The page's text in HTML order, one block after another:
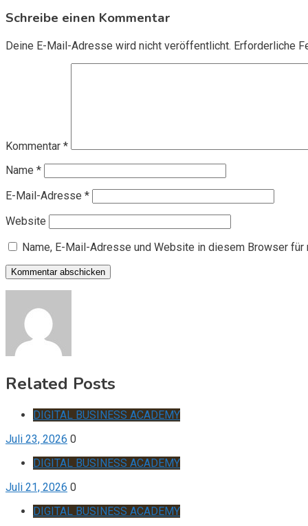
Schreibe einen Kommentar
Deine E-Mail-Adresse wird nicht veröffentlicht. Erforderliche
Kommentar *
Name *
E-Mail-Adresse *
Website
Name, E-Mail-Adresse und Website in diesem Browser
Related Posts
DIGITAL BUSINESS ACADEMY
Juli 23, 2026 0
DIGITAL BUSINESS ACADEMY
Juli 21, 2026 0
DIGITAL BUSINESS ACADEMY